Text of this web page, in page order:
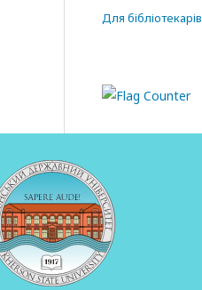
Для бібліотекарів